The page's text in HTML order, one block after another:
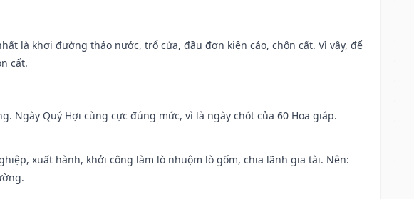
là khơi đường tháo nước, trổ cửa, đầu đơn kiện cáo, chôn cất. Vì vậy, để
cất.
Ngày Quý Hợi cùng cực đúng mức, vì là ngày chót của 60 Hoa giáp.
xuất hành, khởi công làm lò nhuộm lò gốm, chia lãnh gia tài. Nên: